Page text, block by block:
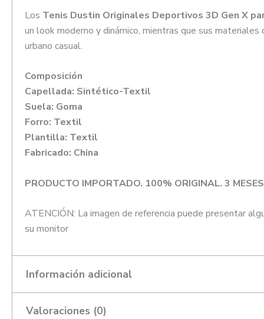
Los Tenis Dustin Originales Deportivos 3D Gen X
un look moderno y dinámico, mientras que sus
urbano casual.
Composición
Capellada: Sintético-Textil
Suela: Goma
Forro: Textil
Plantilla: Textil
Fabricado: China
PRODUCTO IMPORTADO. 100% ORIGINAL. 3
ATENCIÓN: La imagen de referencia puede presentar
su monitor
Información adicional
Talla
Valoraciones (0)